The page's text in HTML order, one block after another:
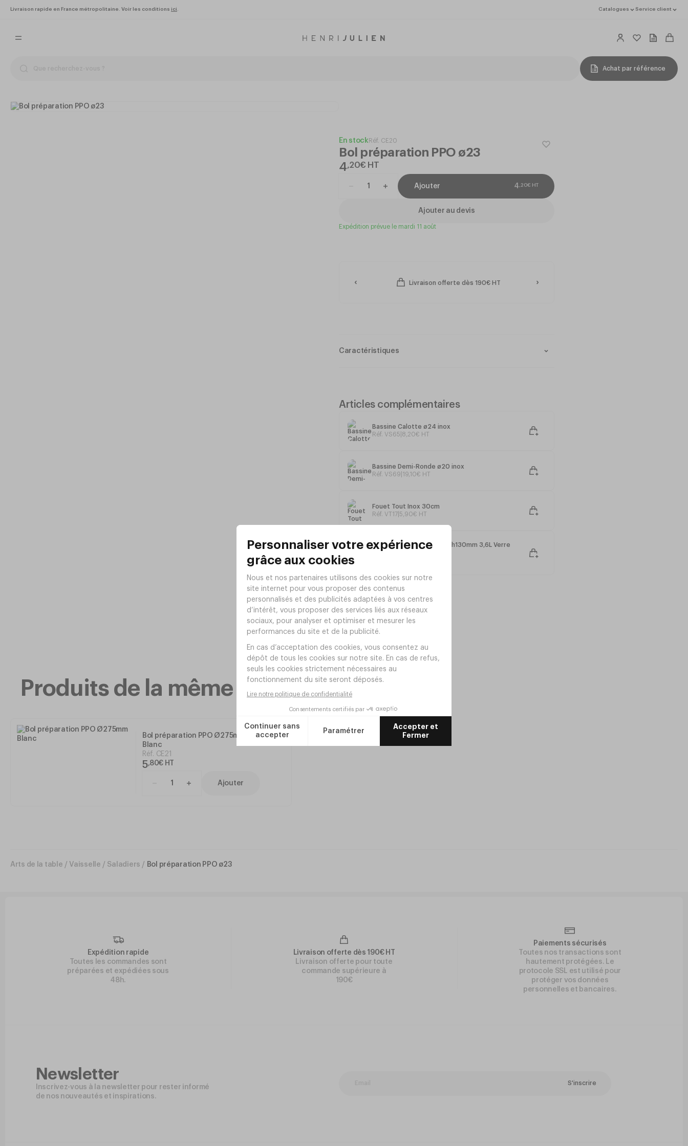
Livraison rapide en France métropolitaine. Voir les conditions ici . Catalogues Service client
Achat par référence
En stock Réf. CE20
Bol préparation PPO ø23
4,20€ HT
Ajouter 4 20€ HT
Ajouter au devis
Expédition prévue le mardi 11 août
Livraison offerte dès 190€ HT
Caractéristiques
Compatiblelave-vaisselleetmicro-ondes
Dimensions
Contenance2,5 Litres
Autre dimension: voir ci-contre
Articles complémentaires
Bassine Calotte ø24 inox
Réf. VS65 8 20€ HT
Bassine Demi-Ronde ø20 inox
Réf. VS69 19 10€ HT
Fouet Tout Inox 30cm
Réf. VT17 5 90€ HT
Saladier COCOON Ø240xh130mm 3,6L Verre
trempé
Produits de la même gamme
Bol préparation PPO Ø275mm
Blanc
Réf. CE21
5,80€ HT
Ajouter
Arts de la table / Vaisselle / Saladiers / Bol préparation PPO ø23
Expédition rapide
Toutes les commandes sont
préparées et expédiées sous
48h.
Livraison offerte dès 190€ HT
Livraison offerte pour toute
commande supérieure à
190€
Paiements sécurisés
Toutes nos transactions sont
hautement protégées. Le
protocole SSL est utilisé pour
protéger vos données
personnelles et bancaires.
Newsletter
Inscrivez-vous à la newsletter pour rester informé
de nos nouveautés et inspirations.
S'inscrire